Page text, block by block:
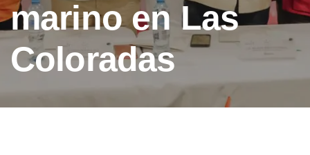
marino en Las
Coloradas